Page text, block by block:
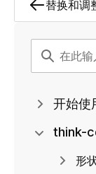
替换和调
开始使
think-
形